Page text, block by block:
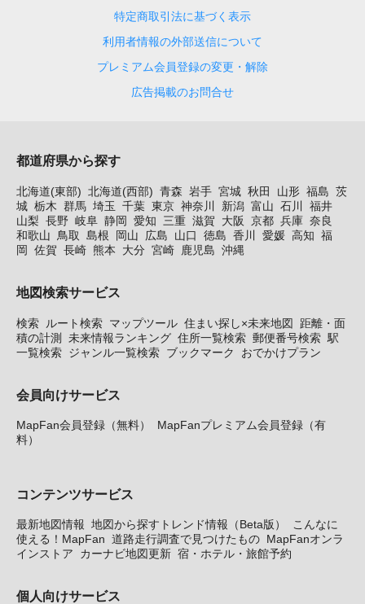
特定商取引法に基づく表示
利用者情報の外部送信について
プレミアム会員登録の変更・解除
広告掲載のお問合せ
都道府県から探す
北海道(東部) 北海道(西部) 青森 岩手 宮城 秋田 山形 福島 茨
城 栃木 群馬 埼玉 千葉 東京 神奈川 新潟 富山 石川
福井
山梨 長野 岐阜 静岡 愛知 三重 滋賀 大阪 京都 兵庫 奈良
和歌山
鳥取 島根 岡山 広島 山口 徳島 香川 愛媛 高知 福
岡
佐賀 長崎 熊本 大分 宮崎 鹿児島 沖縄
地図検索サービス
検索 ルート検索 マップツール 住まい探し×未来地図
距離・面
積の計測 未来情報ランキング 住所一覧検索 郵便番号検索 駅
一覧検索 ジャンル一覧検索 ブックマーク おでかけプラン
会員向けサービス
MapFan会員登録（無料）
MapFanプレミアム会員登録（有
料）
コンテンツサービス
最新地図情報 地図から探すトレンド情報（Beta版）
こんなに
使える！MapFan 道路走行調査で見つけたもの MapFanオンラ
インストア
カーナビ地図更新 宿・ホテル・旅館予約
個人向けサービス